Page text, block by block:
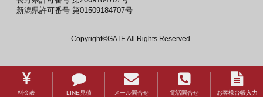
料金表 LINE見積 メール問合せ 電話問合せ お客様台帳入力
新潟県許可番号 第01509184707号
Copyright©GATE All Rights Reserved.